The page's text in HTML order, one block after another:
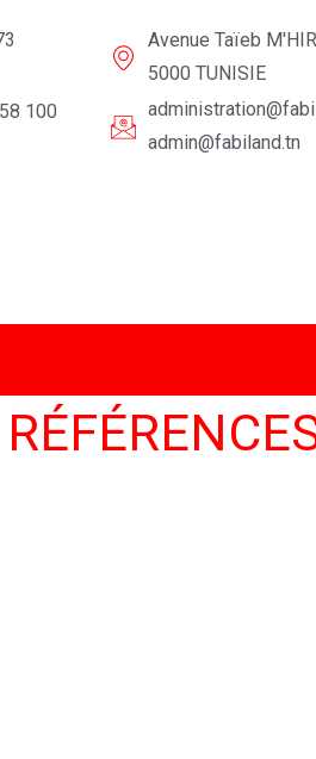
100
Avenue Taïeb
5000 TUNISIE
admin@fabiland.tn